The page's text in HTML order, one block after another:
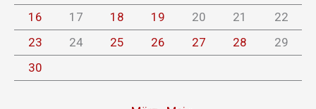
16
17 18 19 20 21
22
23
24 25 26 27 28
29
30